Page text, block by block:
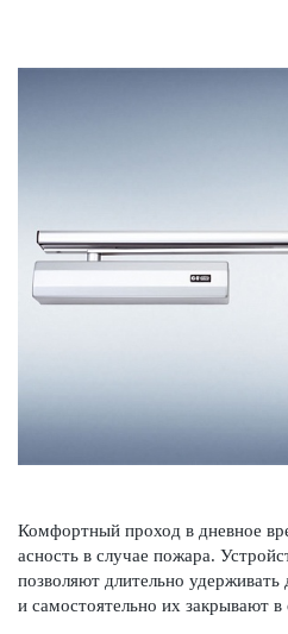
Комфортный проход в дневное
асность в случае пожара.
позв­оляют длительно
и самос­тоятельно их закрывают в